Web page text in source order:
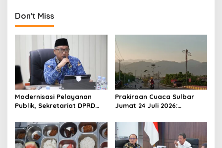
n
a
g
a
t
i
o
n
Don't Miss
Modernisasi Pelayanan
Publik, Sekretariat DPRD
Luncurkan Aplikasi SIPAKDE
Prakiraan Cuaca Sulbar
Jumat 24 Juli 2026:
Daerah Pesisir Cerah